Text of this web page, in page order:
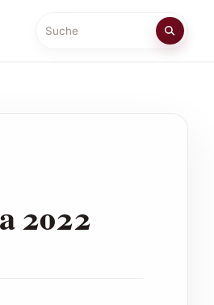
Suche
2022